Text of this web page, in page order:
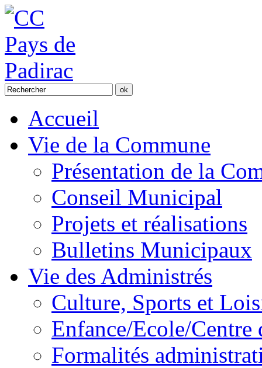
Accueil
Vie de la Commune
Présentation de la
Conseil Municipal
Projets et réalisations
Bulletins Municipaux
Vie des Administrés
Culture, Sports et
Enfance/Ecole/Centre
Formalités